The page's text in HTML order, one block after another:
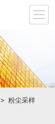
>粉尘采样